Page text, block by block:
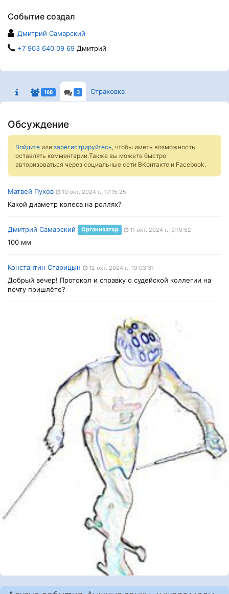
Событие создал
Дмитрий Самарский
+7 903 640 09 69 Дмитрий
168 3 Страховка
Обсуждение
Войдите или зарегистрируйтесь , чтобы иметь возможность
оставлять комментарии.Также вы можете быстро
авторизоваться через социальные сети ВКонтакте и Facebook.
Матвей Пухов 10 окт. 2024 г., 17:15:25
Какой диаметр колеса на роллях?
Дмитрий Самарский Организатор 11 окт. 2024 г., 9:19:52
100 мм
Константин Старицын 12 окт. 2024 г., 19:03:31
Добрый вечер! Протокол и справку о судейской коллегии на
почту пришлёте?